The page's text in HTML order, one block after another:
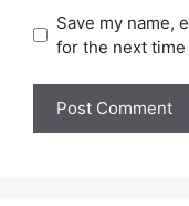
Save my name,
for the next time